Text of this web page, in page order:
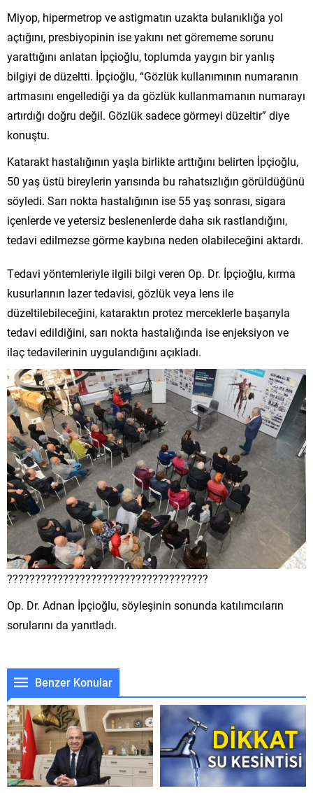
Miyop, hipermetrop ve astigmatın uzakta bulanıklığa yol
açtığını, presbiyopinin ise yakını net görememe sorunu
yarattığını anlatan İpçioğlu, toplumda yaygın bir yanlış
bilgiyi de düzeltti. İpçioğlu, “Gözlük kullanımının numaranın
artmasını engellediği ya da gözlük kullanmamanın numarayı
artırdığı doğru değil. Gözlük sadece görmeyi düzeltir” diye
konuştu.
Katarakt hastalığının yaşla birlikte arttığını belirten İpçioğlu,
50 yaş üstü bireylerin yarısında bu rahatsızlığın görüldüğünü
söyledi. Sarı nokta hastalığının ise 55 yaş sonrası, sigara
içenlerde ve yetersiz beslenenlerde daha sık rastlandığını,
tedavi edilmezse görme kaybına neden olabileceğini aktardı.
Tedavi yöntemleriyle ilgili bilgi veren Op. Dr. İpçioğlu, kırma
kusurlarının lazer tedavisi, gözlük veya lens ile
düzeltilebileceğini, kataraktın protez merceklerle başarıyla
tedavi edildiğini, sarı nokta hastalığında ise enjeksiyon ve
ilaç tedavilerinin uygulandığını açıkladı.
????????????????????????????????????
Op. Dr. Adnan İpçioğlu, söyleşinin sonunda katılımcıların
sorularını da yanıtladı.
Benzer Konular